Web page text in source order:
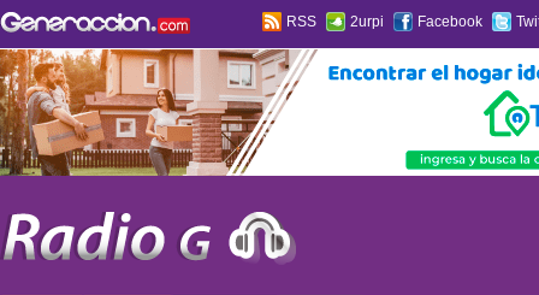
RSS 2urpi Facebook